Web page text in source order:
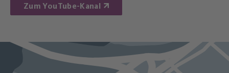
Zum YouTube-Kanal